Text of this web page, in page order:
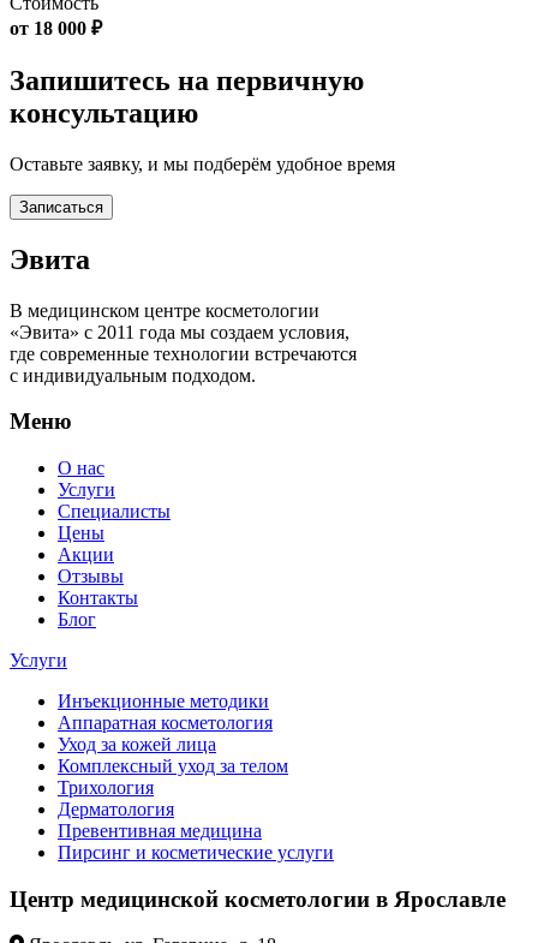
от 18 000 ₽
Запишитесь на первичную
консультацию
Оставьте заявку, и мы подберём удобное время
Записаться
Эвита
В медицинском центре косметологии
«Эвита» с 2011 года мы создаем условия,
где современные технологии встречаются
с индивидуальным подходом.
Меню
О нас
Услуги
Специалисты
Цены
Акции
Отзывы
Контакты
Блог
Услуги
Инъекционные методики
Аппаратная косметология
Уход за кожей лица
Комплексный уход за телом
Трихология
Дерматология
Превентивная медицина
Пирсинг и косметические услуги
Центр медицинской косметологии в Ярославле